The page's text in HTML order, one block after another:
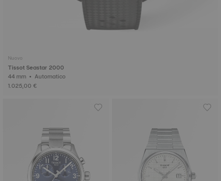
Nuovo
Tissot Seastar 2000
44 mm • Automatico
1.025,00 €